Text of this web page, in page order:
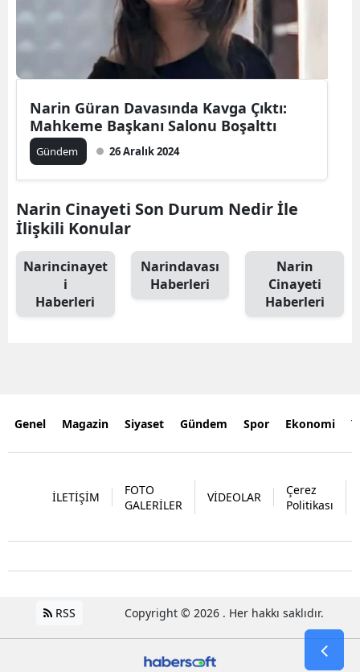
Narin Güran Davasında Kavga Çıktı:
Mahkeme Başkanı Salonu Boşalttı
Gündem 26 Aralık 2024
Narin Cinayeti Son Durum Nedir İle
İlişkili Konular
Narincinayet
i
Haberleri
Narindavası
Haberleri
Narin
Cinayeti
Haberleri
Genel Magazin Siyaset Gündem Spor Ekonomi
İLETİŞİM
FOTO
GALERİLER
VİDEOLAR
Çerez
Politikası
RSS Copyright © 2026 . Her hakkı saklıdır.